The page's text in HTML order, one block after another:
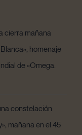
cierra mañana
homenaje
de «Omega.
constelación
mañana en el 45